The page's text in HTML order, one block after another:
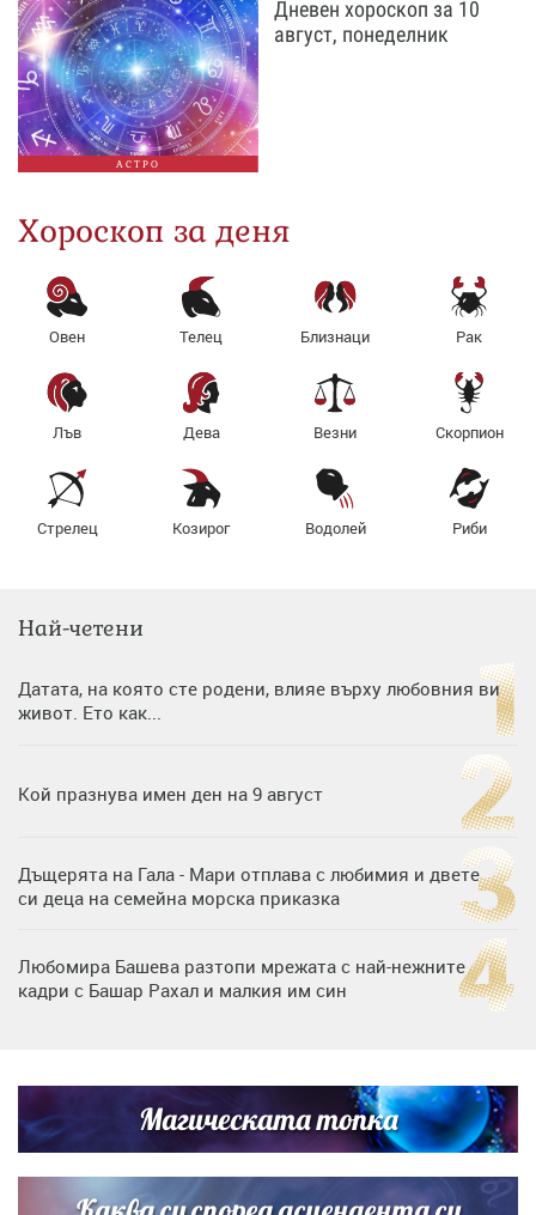
АСТРО
Дневен хороскоп за 10
август, понеделник
Хороскоп за деня
Овен Телец Близнаци Рак
Лъв Дева Везни Скорпион
Стрелец Козирог Водолей Риби
Най-четени
Датата, на която сте родени, влияе върху любовния ви
живот. Ето как...
Кой празнува имен ден на 9 август
Дъщерята на Гала - Мари отплава с любимия и двете
си деца на семейна морска приказка
Любомира Башева разтопи мрежата с най-нежните
кадри с Башар Рахал и малкия им син
Димов издадоха своето любимо място
Дъщерята на Тодор Батков вдигна сватба, Стоичков и
Братя Аргирови я изненадаха с песен
Магическата топка